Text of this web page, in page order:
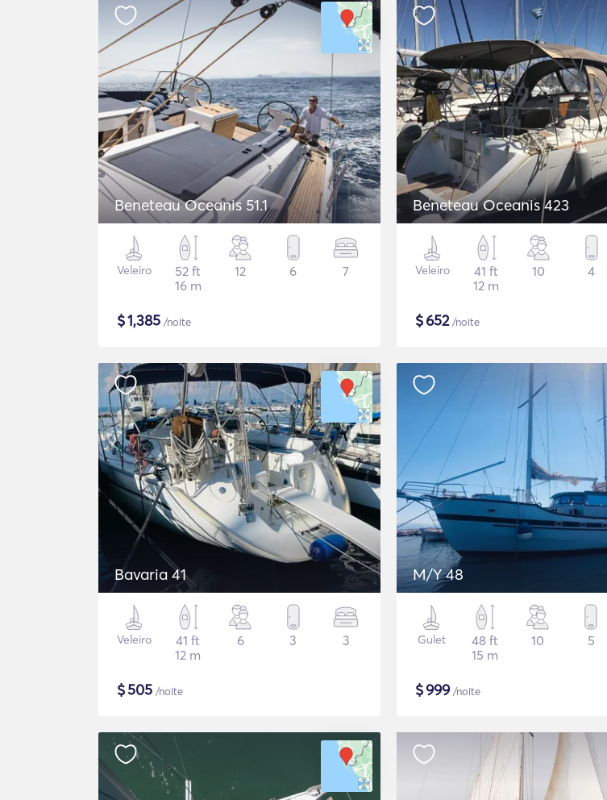
Beneteau Oceanis 51.1
Veleiro
52 ft
16 m
12 6 7
$1,385 /noite
Beneteau Oceanis 423
Veleiro
41 ft
12 m
10 4
$652/noite
Bavaria 41
Veleiro
41 ft
12 m
6 3 3
$505 /noite
M/Y 48
Gulet
48 ft
15 m
10 5
$999/noite